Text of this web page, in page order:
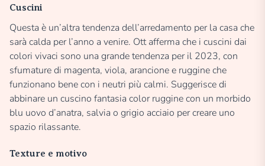
Cuscini
Questa è un’altra tendenza dell’arredamento per la casa che
sarà calda per l’anno a venire. Ott afferma che i cuscini dai
colori vivaci sono una grande tendenza per il 2023, con
sfumature di magenta, viola, arancione e ruggine che
funzionano bene con i neutri più calmi. Suggerisce di
abbinare un cuscino fantasia color ruggine con un morbido
blu uovo d’anatra, salvia o grigio acciaio per creare uno
spazio rilassante.
Texture e motivo